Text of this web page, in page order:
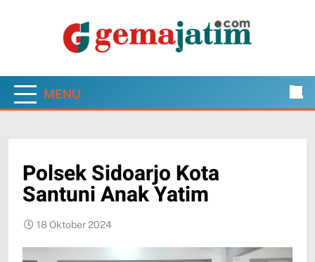
Gema Jatim
MENU
Polsek Sidoarjo Kota
Santuni Anak Yatim
18 Oktober 2024